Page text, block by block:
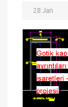
28 Jan